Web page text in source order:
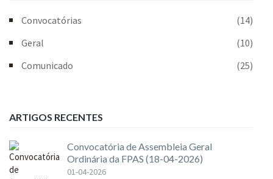
Convocatórias
(14)
Geral
(10)
Comunicado
(25)
ARTIGOS RECENTES
Convocatória de Assembleia Geral
Ordinária da FPAS (18-04-2026)
01-04-2026